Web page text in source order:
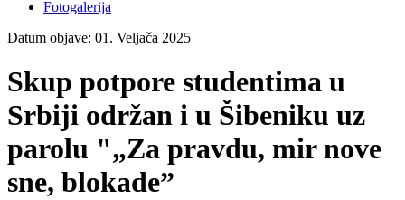
Fotogalerija
Datum objave: 01. Veljača 2025
Skup potpore studentima u
Srbiji održan i u Šibeniku uz
parolu "„Za pravdu, mir nove
sne, blokade”